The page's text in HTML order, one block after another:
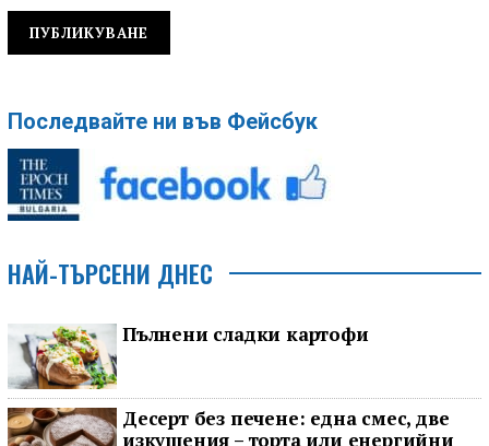
Последвайте ни във Фейсбук
НАЙ-ТЪРСЕНИ ДНЕС
Пълнени сладки картофи
Десерт без печене: една смес, две
изкушения – торта или енергийни